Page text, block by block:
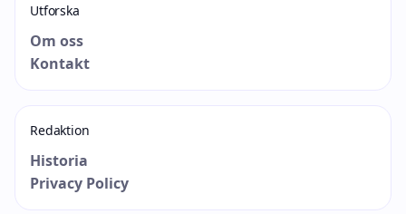
Utforska
Om oss
Kontakt
Redaktion
Historia
Privacy Policy